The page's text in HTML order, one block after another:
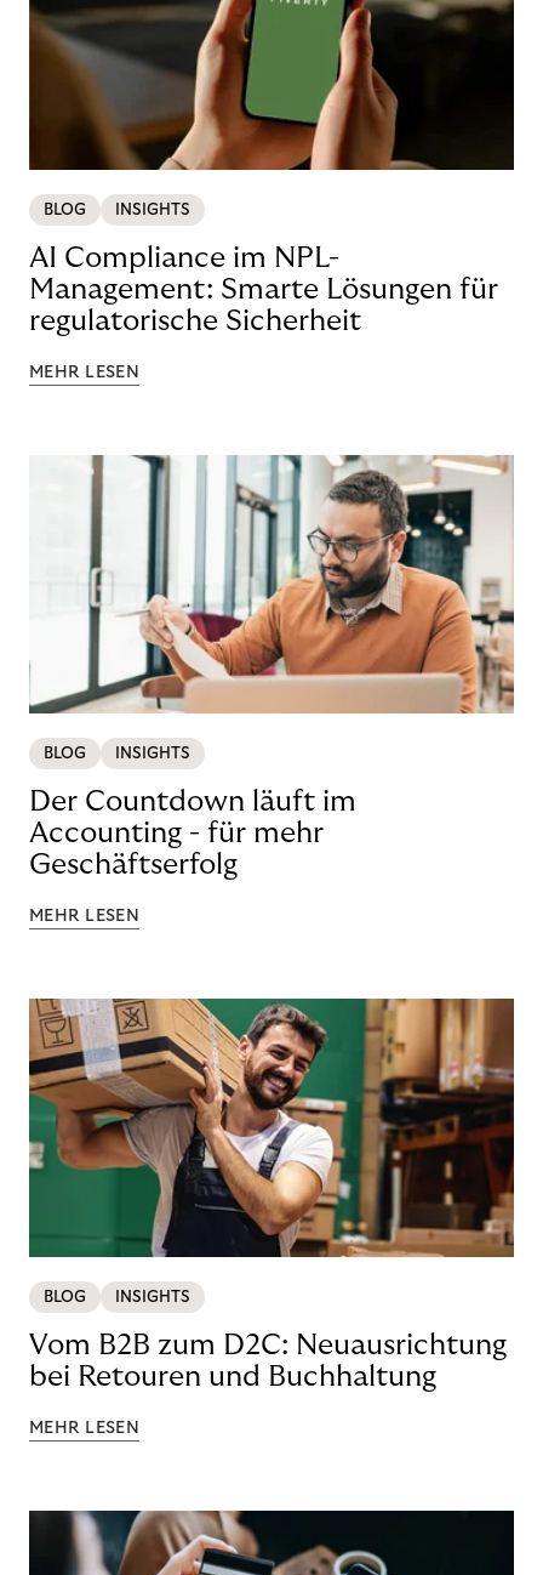
BLOG INSIGHTS
AI Compliance im NPL-
Management: Smarte Lösungen für
regulatorische Sicherheit
MEHR LESEN
BLOG INSIGHTS
Der Countdown läuft im
Accounting - für mehr
Geschäftserfolg
MEHR LESEN
BLOG INSIGHTS
Vom B2B zum D2C: Neuausrichtung
bei Retouren und Buchhaltung
MEHR LESEN